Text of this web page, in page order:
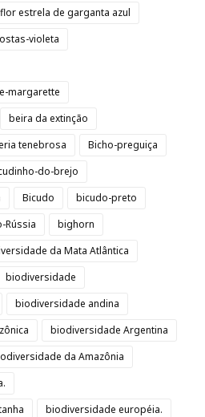
estrela de garganta azul
violeta
margarette
beira da extinção
tenebrosa
Bicho-preguiça
do-brejo
Bicudo
bicudo-preto
Rússia
bighorn
da Mata Atlântica
biodiversidade
biodiversidade andina
biodiversidade Argentina
da Amazônia
biodiversidade européia.